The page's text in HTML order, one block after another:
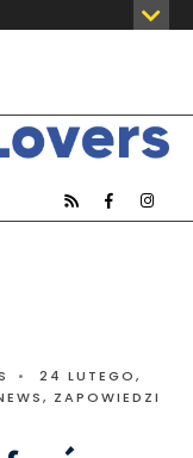
•
24 LUTEGO,
, ZAPOWIEDZI